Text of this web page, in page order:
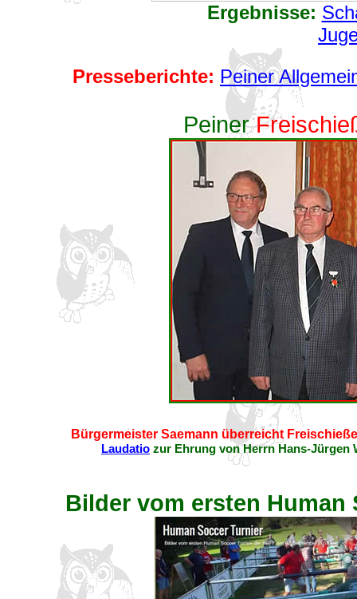
Ergebnisse:
Presseberichte: Peiner
Peiner
Bürgermeister Saemann überreicht
Laudatio zur Ehrung von Herrn Hans-Jürgen
Bilder vom ersten Human